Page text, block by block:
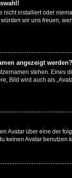
installiert oder
wir uns freuen,
angezeigt werden?
stehen. Eines
Bild wird auch als
Avatar über eine der
keinen Avatar